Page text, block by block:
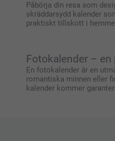
Påbörja din resa som
skräddarsydd kalender
praktiskt tillskott i
Fotokalender –
En fotokalender är en
romantiska minnen eller
kalender kommer